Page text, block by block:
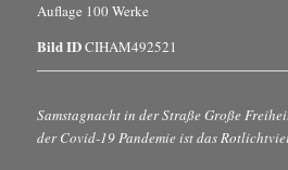
Auflage 100 Werke
Bild IDCIHAM492521
Samstagnacht in der Straße Große
der Covid-19 Pandemie ist das